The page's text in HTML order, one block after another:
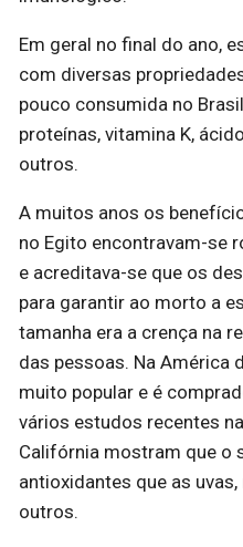
Em geral no final do ano,
com diversas
pouco consumida no
proteínas, vitamina K,
outros.
A muitos anos os
no Egito encontravam-se
e acreditava-se que os
para garantir ao morto a
tamanha era a crença na
das pessoas. Na América
muito popular e é
vários estudos recentes
Califórnia mostram que o
antioxidantes que as
outros.